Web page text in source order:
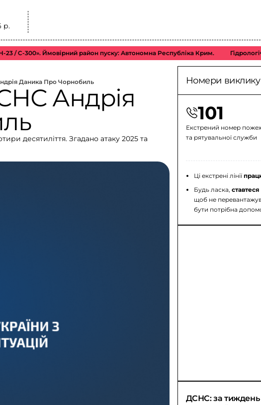
р.
Ймовірний район пуску: Автономна Республіка Крим. Гідрологічне
Даника Про Чорнобиль
Андрія
десятиліття. Згадано атаку 2025 та
Номери
101
Екстрений номер
та рятувальної служби
Ці екстрені лінії
Будь ласка,
щоб не
бути потрібна
ДСНС: за тиждень